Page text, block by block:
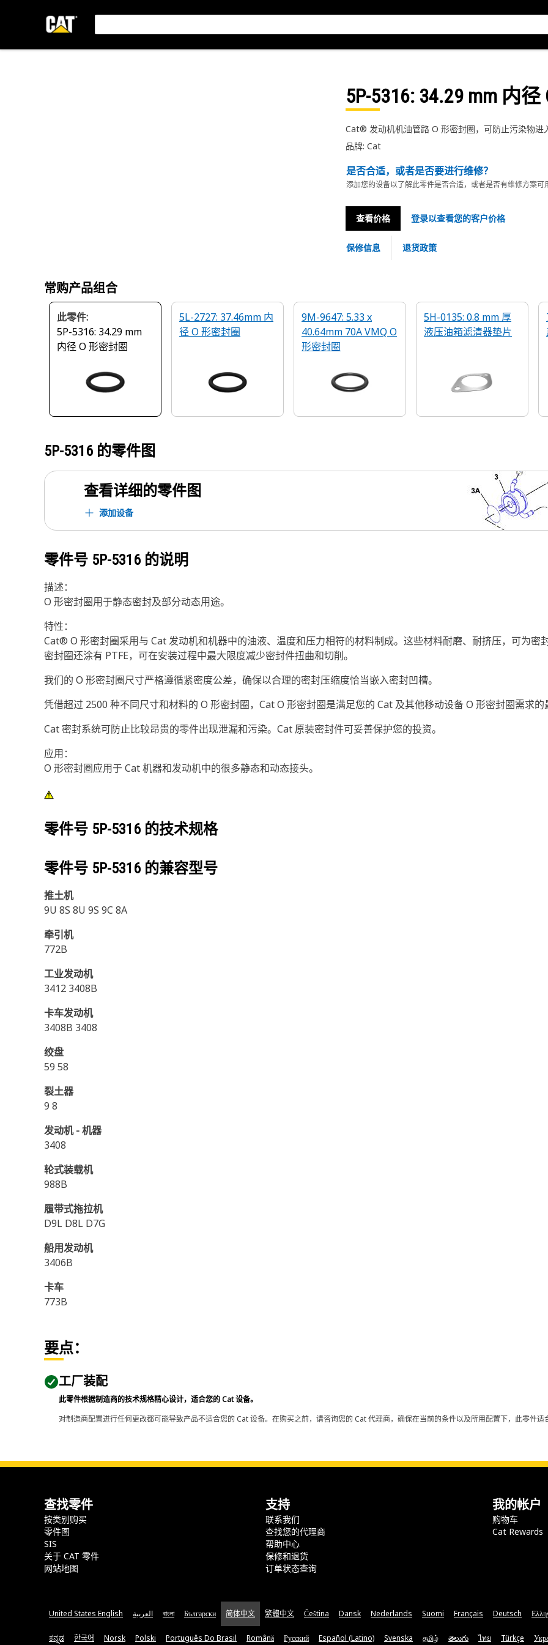
5P-5316: 34.29 mm 内
Cat® 发动机机油管路 O 形密封圈，可防止污染物进
品牌: Cat
是否合适，或者是否要进行维修？
添加您的设备以了解此零件是否合适，或者是否有维修方案可
查看价格 登录以查看您的客户价格
保修信息 退货政策
常购产品组合
此零件:
5P-5316: 34.29 mm
内径 O 形密封圈
5L-2727: 37.46mm 内
径 O 形密封圈
9M-9647: 5.33 x
40.64mm 70A VMQ O
形密封圈
5H-0135: 0.8 mm 厚
液压油箱滤清器垫片
5P-5316 的零件图
查看详细的零件图
添加设备
零件号 5P-5316 的说明
描述：
O 形密封圈用于静态密封及部分动态用途。
特性：
Cat® O 形密封圈采用与 Cat 发动机和机器中的油液、温度和压力相符的材料制成。这些材料耐磨、耐挤压，可为密
密封圈还涂有 PTFE，可在安装过程中最大限度减少密封件扭曲和切削。
我们的 O 形密封圈尺寸严格遵循紧密度公差，确保以合理的密封压缩度恰当嵌入密封凹槽。
凭借超过 2500 种不同尺寸和材料的 O 形密封圈，Cat O 形密封圈是满足您的 Cat 及其他移动设备 O 形密封圈需求
Cat 密封系统可防止比较昂贵的零件出现泄漏和污染。Cat 原装密封件可妥善保护您的投资。
应用：
O 形密封圈应用于 Cat 机器和发动机中的很多静态和动态接头。
零件号 5P-5316 的技术规格
零件号 5P-5316 的兼容型号
推土机
9U 8S 8U 9S 9C 8A
牵引机
772B
工业发动机
3412 3408B
卡车发动机
3408B 3408
绞盘
59 58
裂土器
9 8
发动机 - 机器
3408
轮式装载机
988B
履带式拖拉机
D9L D8L D7G
船用发动机
3406B
卡车
773B
要点：
工厂装配
此零件根据制造商的技术规格精心设计，适合您的 Cat 设备。
对制造商配置进行任何更改都可能导致产品不适合您的 Cat 设备。在购买之前，请咨询您的 Cat 代理商，确保在当前的条件以及所用配置下，此零件
查找零件
按类别购买
零件图
SIS
关于 CAT 零件
网站地图
支持
联系我们
查找您的代理商
帮助中心
保修和退货
订单状态查询
我的帐户
购物车
Cat Rewards
United States English العربية বাংলা Български 简体中文 繁體中文 Čeština Dansk Nederlands Suomi Français Deutsch
ಕನ್ನಡ 한국어 Norsk Polski Português Do Brasil Română Русский Español (Latino) Svenska தமிழ் తెలుగు ไทย Türkçe